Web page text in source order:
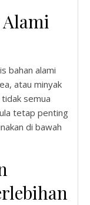
Alami
bahan alami
atau minyak
semua
tetap penting
di bawah